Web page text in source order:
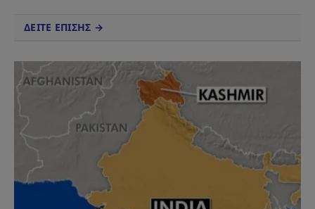
ΔΕΙΤΕ ΕΠΙΣΗΣ →